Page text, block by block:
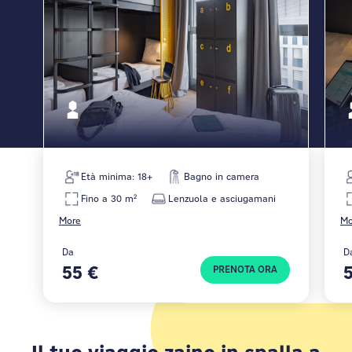
un'avventura e l'altra. Fai il check-in, incontra altri
viaggiatori, ricaricati e riparti. Per questo siamo qui.
More
Età minima: 18+
Bagno in camera
Fino a 30 m²
Lenzuola e asciugamani
Da
55 € PRENOTA ORA